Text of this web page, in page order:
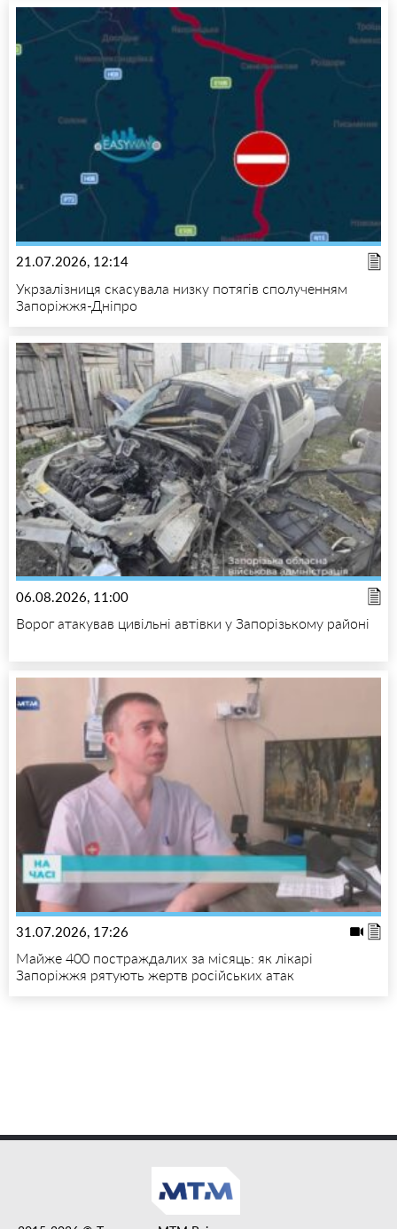
21.07.2026, 12:14
Укрзалізниця скасувала низку потягів сполученням
Запоріжжя-Дніпро
06.08.2026, 11:00
Ворог атакував цивільні автівки у Запорізькому районі
31.07.2026, 17:26
Майже 400 постраждалих за місяць: як лікарі
Запоріжжя рятують жертв російських атак